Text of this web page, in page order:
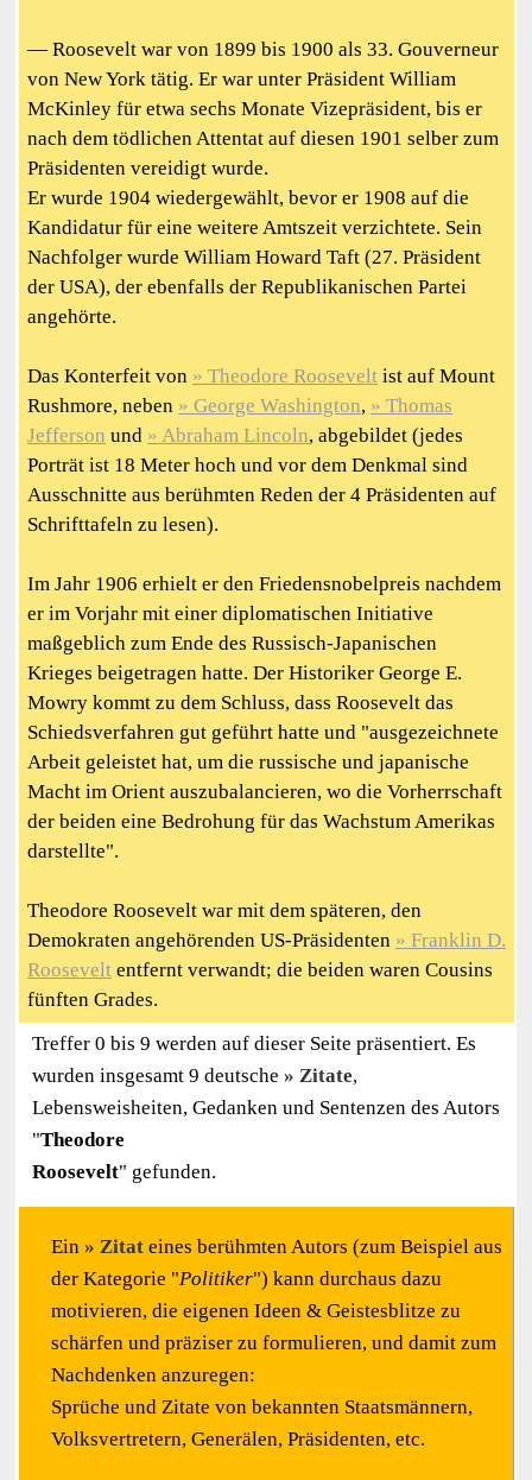
— Roosevelt war von 1899 bis 1900 als 33. Gouverneur
von New York tätig. Er war unter Präsident William
McKinley für etwa sechs Monate Vizepräsident, bis er
nach dem tödlichen Attentat auf diesen 1901 selber zum
Präsidenten vereidigt wurde.
Er wurde 1904 wiedergewählt, bevor er 1908 auf die
Kandidatur für eine weitere Amtszeit verzichtete. Sein
Nachfolger wurde William Howard Taft (27. Präsident
der USA), der ebenfalls der Republikanischen Partei
angehörte.
Das Konterfeit von Theodore Roosevelt ist auf Mount
Rushmore, neben
George Washington,
Thomas
Jefferson und Abraham Lincoln, abgebildet (jedes
Porträt ist 18 Meter hoch und vor dem Denkmal sind
Ausschnitte aus berühmten Reden der 4 Präsidenten auf
Schrifttafeln zu lesen).
Im Jahr 1906 erhielt er den Friedensnobelpreis nachdem
er im Vorjahr mit einer diplomatischen Initiative
maßgeblich zum Ende des Russisch-Japanischen
Krieges beigetragen hatte. Der Historiker George E.
Mowry kommt zu dem Schluss, dass Roosevelt das
Schiedsverfahren gut geführt hatte und "ausgezeichnete
Arbeit geleistet hat, um die russische und japanische
Macht im Orient auszubalancieren, wo die Vorherrschaft
der beiden eine Bedrohung für das Wachstum Amerikas
darstellte".
Theodore Roosevelt war mit dem späteren, den
Demokraten angehörenden US-Präsidenten
Franklin D.
Roosevelt entfernt verwandt; die beiden waren Cousins
fünften Grades.
Treffer 0 bis 9 werden auf dieser Seite präsentiert. Es
wurden insgesamt 9 deutsche
Zitate,
Lebensweisheiten, Gedanken und Sentenzen des Autors
"Theodore
Roosevelt" gefunden.
Ein Zitat eines berühmten Autors (zum Beispiel aus
der Kategorie "Politiker") kann durchaus dazu
motivieren, die eigenen Ideen & Geistesblitze zu
schärfen und präziser zu formulieren, und damit zum
Nachdenken anzuregen:
Sprüche und Zitate von bekannten Staatsmännern,
Volksvertretern, Generälen, Präsidenten, etc.